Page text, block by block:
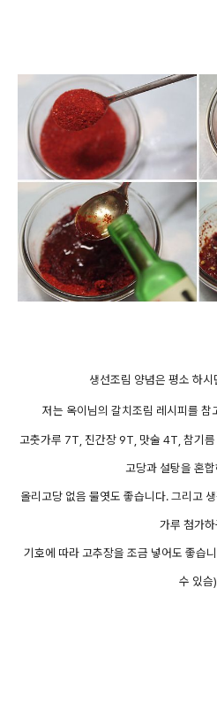
생선조림 양념은 평소 하
저는 옥이님의 갈치조림 레시피를 참
고춧가루 7T, 진간장 9T, 맛술 4T, 참기
고당과 설탕을 혼
올리고당 없음 물엿도 좋습니다. 그리고
가루 첨가
기호에 따라 고추장을 조금 넣어도 좋습
수 있슴)